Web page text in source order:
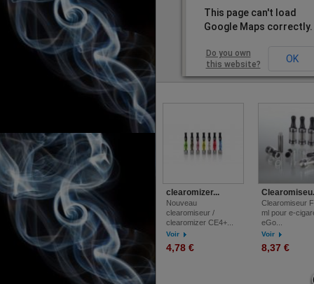
This page can't load
Google Maps correctly.
Do you own
this website?
OK
clearomizer...
Nouveau
clearomiseur /
clearomizer CE4+...
Voir
4,78 €
Clearomiseur
ml pour e-
eGo...
Voir
8,37 €